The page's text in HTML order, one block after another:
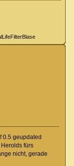
0.5 geupdated
fürs
nicht, gerade